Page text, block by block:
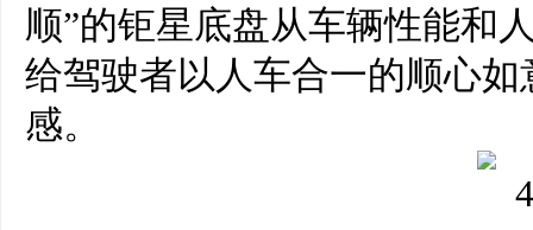
顺”的钜星底盘从车辆性能和
给驾驶者以人车合一的顺心
感。